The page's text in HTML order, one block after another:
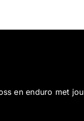
en enduro met jou